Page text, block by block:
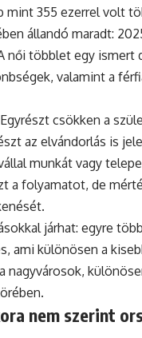
mint 355 ezerrel volt
állandó maradt:
többlet egy ismert
valamint a
csökken a
az elvándorlás is
munkát vagy
a folyamatot, de
járhat: egyre
ami különösen a
nagyvárosok,
nem szerint